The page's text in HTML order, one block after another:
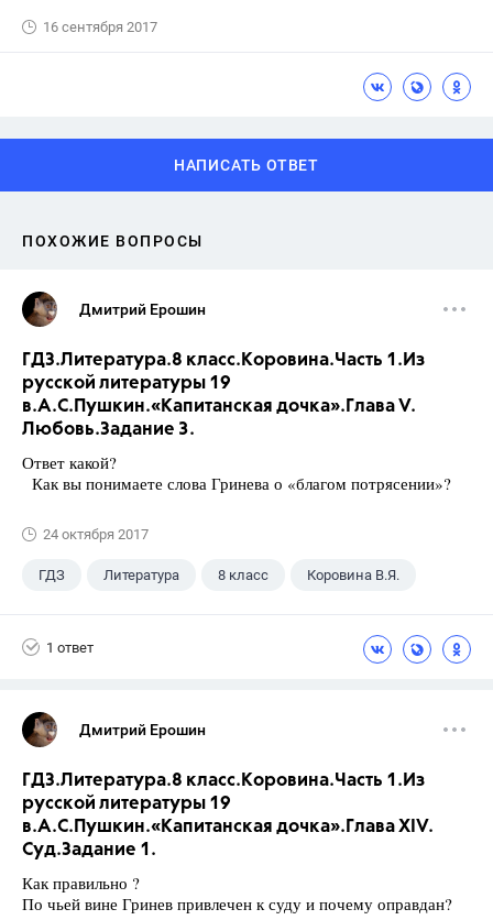
16 сентября 2017
НАПИСАТЬ ОТВЕТ
ПОХОЖИЕ ВОПРОСЫ
Дмитрий Ерошин
ГДЗ.Литература.8 класс.Коровина.Часть 1.Из
русской литературы 19
в.А.С.Пушкин.«Капитанская дочка».Глава V.
Любовь.Задание 3.
Ответ какой?
Как вы понимаете слова Гринева о «благом потрясении»?
24 октября 2017
ГДЗ Литература 8 класс Коровина В.Я.
1 ответ
Дмитрий Ерошин
ГДЗ.Литература.8 класс.Коровина.Часть 1.Из
русской литературы 19
в.А.С.Пушкин.«Капитанская дочка».Глава XIV.
Суд.Задание 1.
Как правильно ?
По чьей вине Гринев привлечен к суду и почему оправдан?